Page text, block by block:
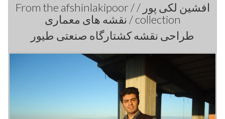
From the afshinlakipoor / افشین لکی پور /
نقشه های معماری /collection
طراحی نقشه کشتارگاه صنعتی طیور